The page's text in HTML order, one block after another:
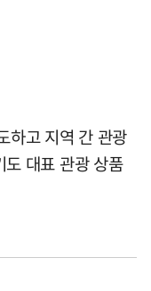
하고 지역 간 관광
대표 관광 상품